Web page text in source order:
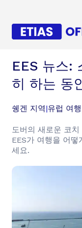
EES 뉴스:
히 하는 동
쉥겐 지역|유럽 여행
도버의 새로운 코
EES가 여행을 어
세요.